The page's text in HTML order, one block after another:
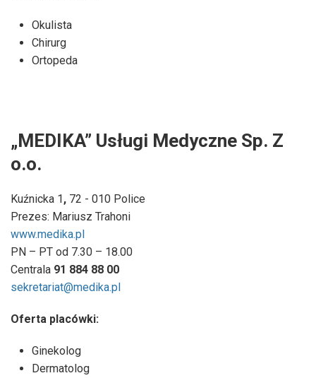
Okulista
Chirurg
Ortopeda
„MEDIKA” Usługi Medyczne Sp. Z
o.o.
Kuźnicka 1, 72 - 010 Police
Prezes: Mariusz Trahoni
www.medika.pl
PN – PT od 7.30 – 18.00
Centrala 91 884 88 00
sekretariat@medika.pl
Oferta placówki:
Ginekolog
Dermatolog